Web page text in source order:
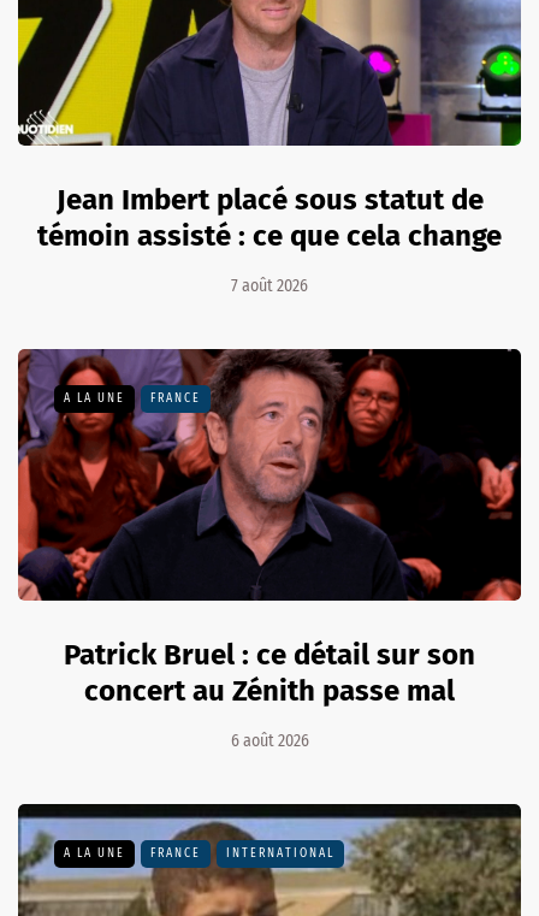
Jean Imbert placé sous statut de
témoin assisté : ce que cela change
7 août 2026
A LA UNE FRANCE
Patrick Bruel : ce détail sur son
concert au Zénith passe mal
6 août 2026
A LA UNE FRANCE INTERNATIONAL